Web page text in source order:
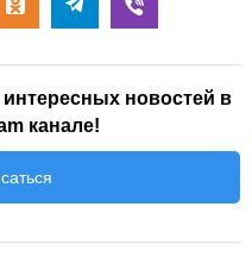
новостей в
канале!